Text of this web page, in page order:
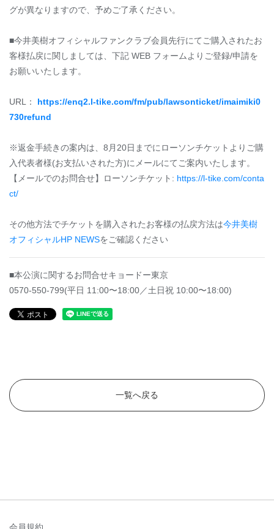
グが異なりますので、予めご了承ください。
■今井美樹オフィシャルファンクラブ会員先⾏にてご購⼊されたお
客様払戻に関しましては、下記 WEB フォームよりご登録/申請を
お願いいたします。
URL： https://enq2.l-tike.com/fm/pub/lawsonticket/imaimiki0
730refund
※返⾦⼿続きの案内は、8⽉20⽇までにローソンチケットよりご購
⼊代表者様(お⽀払いされた⽅)にメールにてご案内いたします。
【メールでのお問合せ】ローソンチケット: https://l-tike.com/conta
ct/
その他方法でチケットを購入されたお客様の払戻方法は今井美樹
オフィシャルHP NEWSをご確認ください
■本公演に関するお問合せキョードー東京
0570-550-799(平⽇ 11:00〜18:00／⼟⽇祝 10:00〜18:00)
一覧へ戻る